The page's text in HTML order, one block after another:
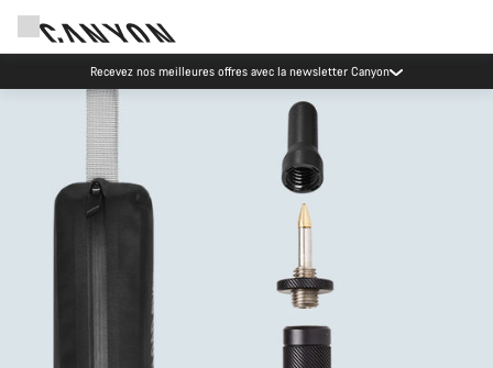
Recevez nos meilleures offres avec la newsletter Canyon